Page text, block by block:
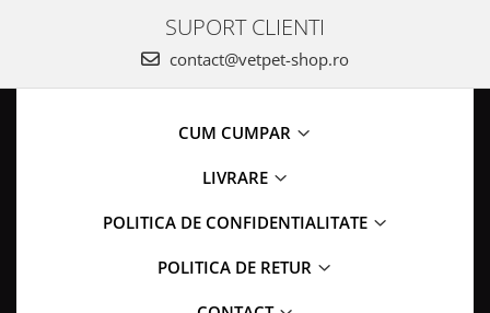
SUPORT CLIENTI
contact@vetpet-shop.ro
CUM CUMPAR
LIVRARE
POLITICA DE CONFIDENTIALITATE
POLITICA DE RETUR